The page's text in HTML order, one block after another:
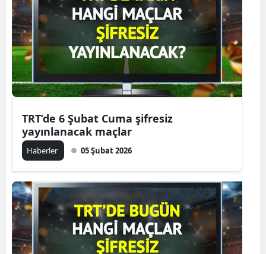
TRT’de 6 Şubat Cuma şifresiz
yayınlanacak maçlar
Haberler 05 Şubat 2026